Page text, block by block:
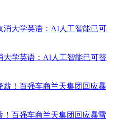
大学英语：AI人工智能已可替
！百强车商兰天集团回应暴雷